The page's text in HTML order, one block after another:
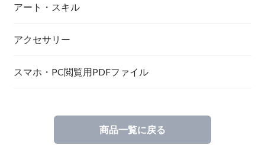
アート・スキル
アクセサリー
スマホ・PC閲覧用PDFファイル
商品一覧に戻る